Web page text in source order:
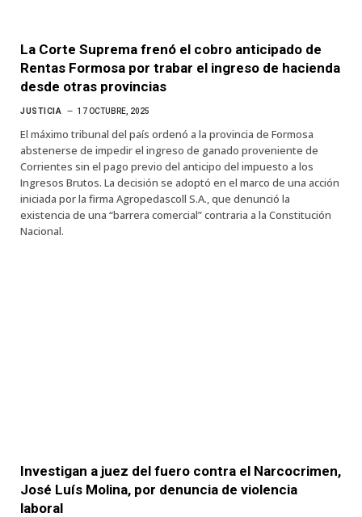
La Corte Suprema frenó el cobro anticipado de
Rentas Formosa por trabar el ingreso de hacienda
desde otras provincias
JUSTICIA 17 OCTUBRE, 2025
El máximo tribunal del país ordenó a la provincia de Formosa
abstenerse de impedir el ingreso de ganado proveniente de
Corrientes sin el pago previo del anticipo del impuesto a los
Ingresos Brutos. La decisión se adoptó en el marco de una acción
iniciada por la firma Agropedascoll S.A., que denunció la
existencia de una “barrera comercial” contraria a la Constitución
Nacional.
Investigan a juez del fuero contra el Narcocrimen,
José Luís Molina, por denuncia de violencia
laboral